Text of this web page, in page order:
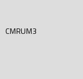
CMRUM3